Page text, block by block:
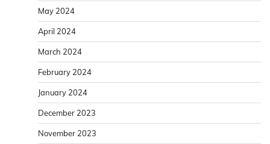
May 2024
April 2024
March 2024
February 2024
January 2024
December 2023
November 2023